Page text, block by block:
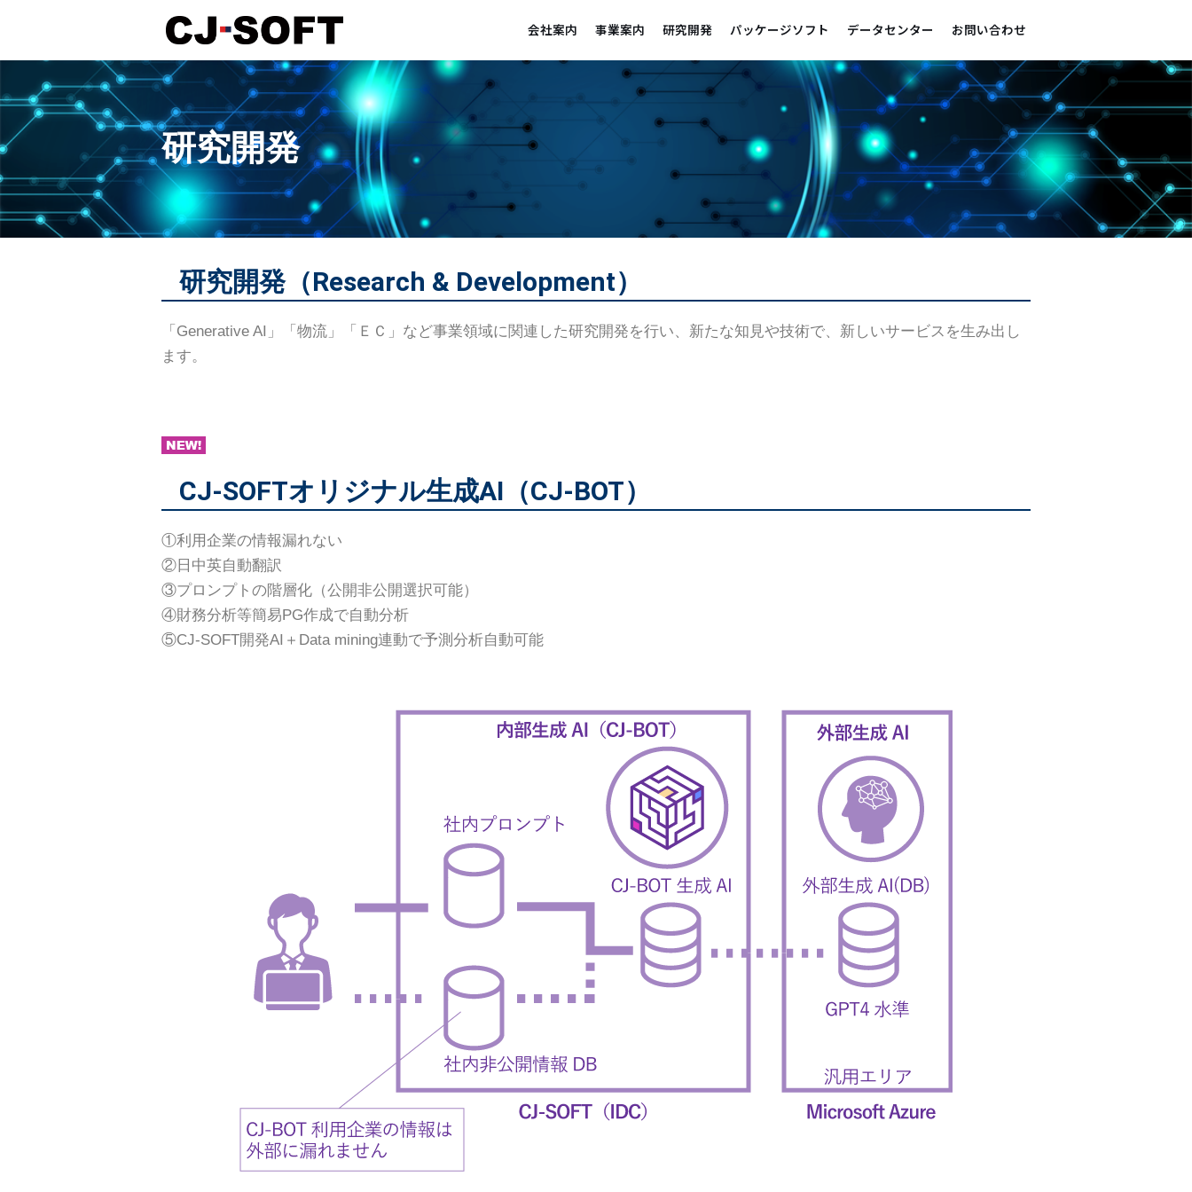
テ
ン
へ
ス
キ
会社案内 事業案内 研究開発 パッケージソフト データセンター お問い合わせ
研究開発
研究開発（Research & Development）
「Generative AI」「物流」「ＥＣ」など事業領域に関連した研究開発を行い、新たな知見や技術で、新しいサービスを生み出し
ます。
CJ-SOFTオリジナル生成AI（CJ-BOT）
①利用企業の情報漏れない
②日中英自動翻訳
③プロンプトの階層化（公開非公開選択可能）
④財務分析等簡易PG作成で自動分析
⑤CJ-SOFT開発AI＋Data mining連動で予測分析自動可能